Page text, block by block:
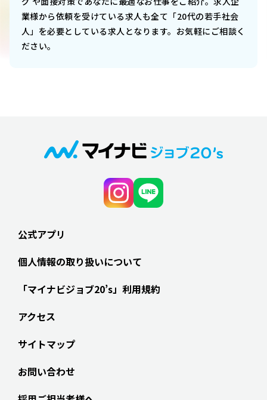
業様から依頼を受けている求人も全て「20代の若手社会
人」を必要としている求人となります。お気軽にご相談く
ださい。
公式アプリ
個人情報の取り扱いについて
「マイナビジョブ20’s」利用規約
アクセス
サイトマップ
お問い合わせ